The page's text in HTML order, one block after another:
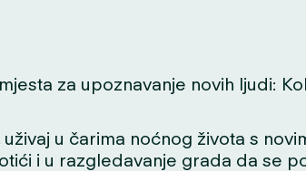
za upoznavanje novih ljudi:
u čarima noćnog života s
i u razgledavanje grada da se